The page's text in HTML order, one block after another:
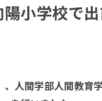
陽小学校で
、人間学部人間教